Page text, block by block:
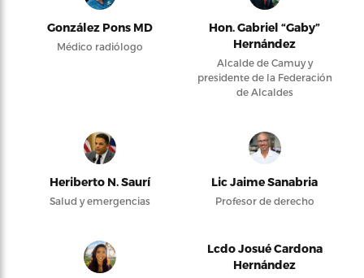
González Pons MD
Médico radiólogo
Hon. Gabriel “Gaby”
Hernández
Alcalde de Camuy y
presidente de la Federación
de Alcaldes
Heriberto N. Saurí
Salud y emergencias
Lic Jaime Sanabria
Profesor de derecho
Lcdo Josué Cardona
Hernández